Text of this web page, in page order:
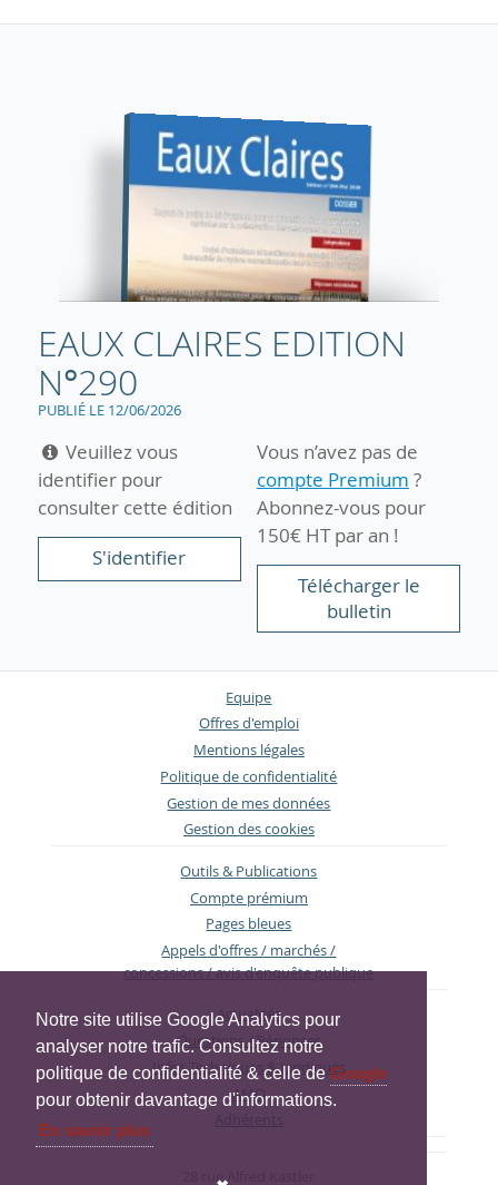
Notre site utilise Google Analytics pour
analyser notre trafic. Consultez notre
politique de confidentialité & celle de Google
pour obtenir davantage d'informations.
En savoir plus
EAUX CLAIRES EDITION
N°290
PUBLIÉ LE 12/06/2026
Veuillez vous
identifier pour
consulter cette édition
S'identifier
Vous n’avez pas de
compte Premium ?
Abonnez-vous pour
150€ HT par an !
Télécharger le
bulletin
Equipe
Offres d'emploi
Mentions légales
Politique de confidentialité
Gestion de mes données
Gestion des cookies
Outils & Publications
Compte prémium
Pages bleues
Appels d'offres / marchés /
concessions / avis d'enquête publique
Actualités
Questions / Réponses
Infos Techniques & Juridiques
AMO
28 rue Alfred Kastler